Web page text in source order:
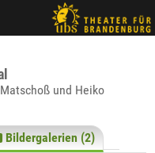
und Heiko
Bildergalerien (2)